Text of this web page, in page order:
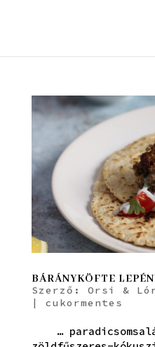
BÁRÁNYKÖFTE
Szerző: Orsi &
| cukormentes
…